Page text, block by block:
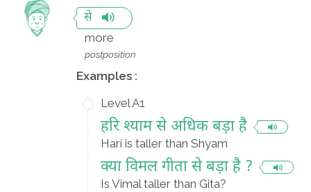
से
more
postposition
Examples :
Level A1
हरि श्याम से अधिक बड़ा है
Hari is taller than Shyam
क्या विमल गीता से बड़ा है ?
Is Vimal taller than Gita?